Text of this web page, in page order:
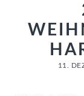
11.